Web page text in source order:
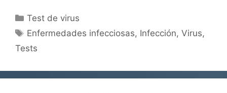
Categorías
Test de virus
Etiquetas
Enfermedades infecciosas, Infección,Virus,
Tests